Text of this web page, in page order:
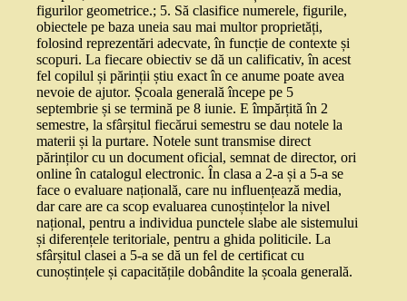
figurilor geometrice.; 5. Să clasifice numerele, figurile,
obiectele pe baza uneia sau mai multor proprietăți,
folosind reprezentări adecvate, în funcție de contexte și
scopuri. La fiecare obiectiv se dă un calificativ, în acest
fel copilul și părinții știu exact în ce anume poate avea
nevoie de ajutor. Școala generală începe pe 5
septembrie și se termină pe 8 iunie. E împărțită în 2
semestre, la sfârșitul fiecărui semestru se dau notele la
materii și la purtare. Notele sunt transmise direct
părinților cu un document oficial, semnat de director, ori
online în catalogul electronic. În clasa a 2-a și a 5-a se
face o evaluare națională, care nu influențează media,
dar care are ca scop evaluarea cunoștințelor la nivel
național, pentru a individua punctele slabe ale sistemului
și diferențele teritoriale, pentru a ghida politicile. La
sfârșitul clasei a 5-a se dă un fel de certificat cu
cunoștințele și capacitățile dobândite la școala generală.